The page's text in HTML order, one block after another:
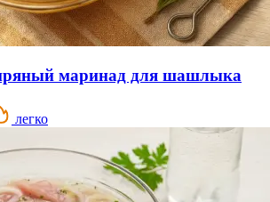
маринад для шашлыка
легко